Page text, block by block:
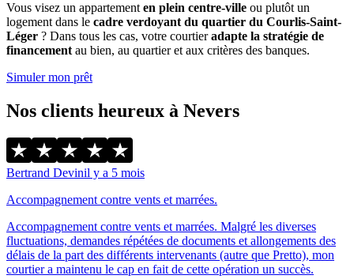
Vous visez un appartement en plein centre-ville ou plutôt un
logement dans le cadre verdoyant du quartier du Courlis-Saint-
Léger ? Dans tous les cas, votre courtieradapte la stratégie de
financement au bien, au quartier et aux critères des banques.
Simuler mon prêt
Nos clients heureux à Nevers
Bertrand Devinil y a 5 mois
Accompagnement contre vents et marrées.
Accompagnement contre vents et marrées. Malgré les diverses
fluctuations, demandes répétées de documents et allongements des
délais de la part des différents intervenants (autre que Pretto), mon
courtier a maintenu le cap en fait de cette opération un succès.